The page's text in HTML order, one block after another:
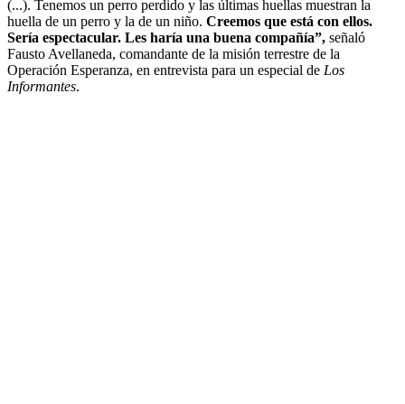
(...). Tenemos un perro perdido y las últimas huellas muestran la
huella de un perro y la de un niño. Creemos que está con ellos.
Sería espectacular. Les haría una buena compañía”, señaló
Fausto Avellaneda, comandante de la misión terrestre de la
Operación Esperanza, en entrevista para un especial de Los
Informantes.